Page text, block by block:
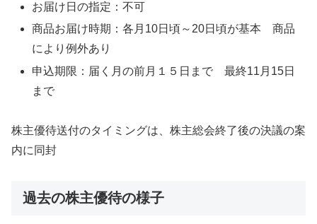
お届け日の指定：不可
商品お届け時期：各月10日頃～20日頃が基本 商品
により例外あり
申込期限：届く月の前月１５日まで 最終11月15日
まで
株主優待送付のタイミングは、株主総会終了後の決議の案
内に同封
過去の株主優待の様子